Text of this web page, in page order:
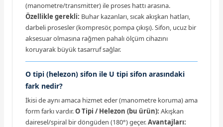
(manometre/transmitter) ile proses hattı arasına.
Özellikle gerekli: Buhar kazanları, sıcak akışkan hatları,
darbeli prosesler (kompresör, pompa çıkışı). Sifon, ucuz bir
aksesuar olmasına rağmen pahalı ölçüm cihazını
koruyarak büyük tasarruf sağlar.
O tipi (helezon) sifon ile U tipi sifon arasındaki
fark nedir?
İkisi de aynı amaca hizmet eder (manometre koruma) ama
form farkı vardır.O Tipi / Helezon (bu ürün): Akışkan
dairesel/spiral bir döngüden (180°) geçer.Avantajları: